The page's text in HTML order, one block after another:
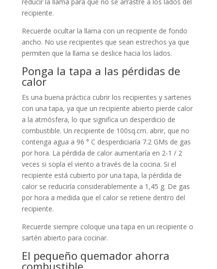
recipiente.
Recuerde ocultar la llama con un recipiente de fondo
ancho. No use recipientes que sean estrechos ya que
permiten que la llama se deslice hacia los lados.
Ponga la tapa a las pérdidas de
calor
Es una buena práctica cubrir los recipientes y sartenes
con una tapa, ya que un recipiente abierto pierde calor
a la atmósfera, lo que significa un desperdicio de
combustible. Un recipiente de 100sq.cm. abrir, que no
contenga agua a 96 ° C desperdiciaría 7.2 GMs de gas
por hora. La pérdida de calor aumentaría en 2-1 / 2
veces si sopla el viento a través de la cocina. Si el
recipiente está cubierto por una tapa, la pérdida de
calor se reduciría considerablemente a 1,45 g. De gas
por hora a medida que el calor se retiene dentro del
recipiente.
Recuerde siempre coloque una tapa en un recipiente o
sartén abierto para cocinar.
El pequeño quemador ahorra
combustible